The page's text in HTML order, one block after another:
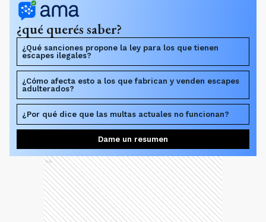
¿qué querés saber?
¿Qué sanciones propone la ley para los que tienen
escapes ilegales?
¿Cómo afecta esto a los que fabrican y venden escapes
adulterados?
¿Por qué dice que las multas actuales no funcionan?
Dame un resumen
Ads